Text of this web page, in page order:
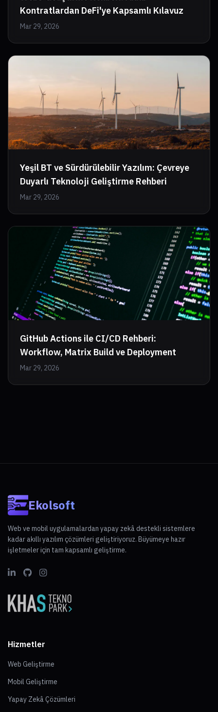
Kontratlardan DeFi'ye Kapsamlı Kılavuz
Mar 29, 2026
Yeşil BT ve Sürdürülebilir Yazılım: Çevreye
Duyarlı Teknoloji Geliştirme Rehberi
Mar 29, 2026
GitHub Actions ile CI/CD Rehberi:
Workflow, Matrix Build ve Deployment
Mar 29, 2026
Ekolsoft
Web ve mobil uygulamalardan yapay zekâ destekli sistemlere
kadar akıllı yazılım çözümleri geliştiriyoruz. Büyümeye hazır
işletmeler için tam kapsamlı geliştirme.
Hizmetler
Web Geliştirme
Mobil Geliştirme
Yapay Zekâ Çözümleri